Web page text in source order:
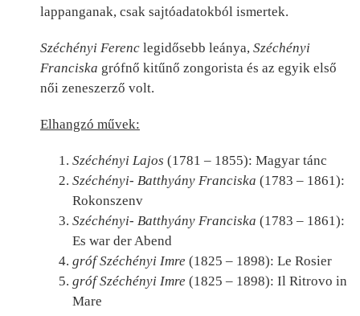
lappanganak, csak sajtóadatokból ismertek.
Széchényi Ferenc legidősebb leánya, Széchényi
Franciska grófnő kitűnő zongorista és az egyik első
női zeneszerző volt.
Elhangzó művek:
Széchényi Lajos (1781 – 1855): Magyar tánc
Széchényi- Batthyány Franciska (1783 – 1861):
Rokonszenv
Széchényi- Batthyány Franciska (1783 – 1861):
Es war der Abend
gróf Széchényi Imre (1825 – 1898): Le Rosier
gróf Széchényi Imre (1825 – 1898): Il Ritrovo in
Mare